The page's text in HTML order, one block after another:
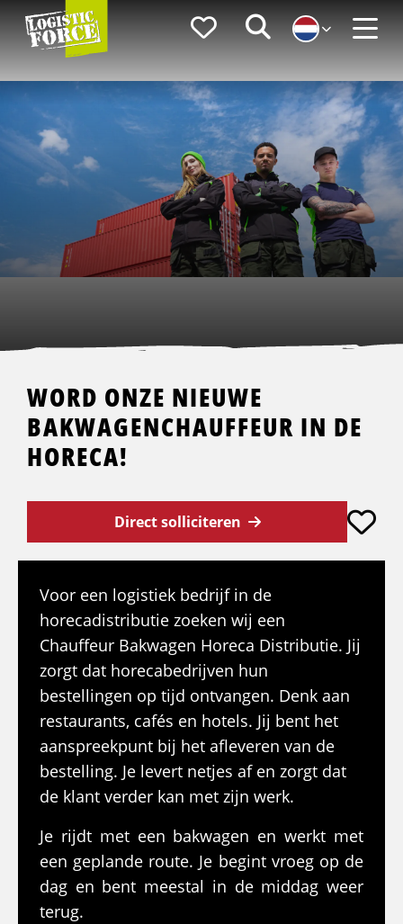
Logistic
Force
FavorietenZoeken
WORD ONZE NIEUWE
BAKWAGENCHAUFFEUR IN DE
HORECA!
Direct solliciteren
Voor een logistiek bedrijf in de
horecadistributie zoeken wij een
Chauffeur Bakwagen Horeca Distributie. Jij
zorgt dat horecabedrijven hun
bestellingen op tijd ontvangen. Denk aan
restaurants, cafés en hotels. Jij bent het
aanspreekpunt bij het afleveren van de
bestelling. Je levert netjes af en zorgt dat
de klant verder kan met zijn werk.
Je rijdt met een bakwagen en werkt met
een geplande route. Je begint vroeg op de
dag en bent meestal in de middag weer
terug.